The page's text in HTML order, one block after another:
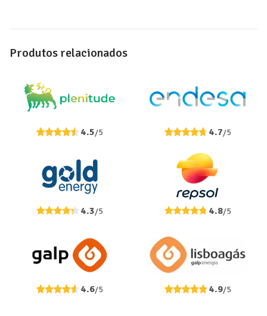
Produtos relacionados
4.5/5 4.7/5
4.3/5 4.8/5
4.6/5 4.9/5